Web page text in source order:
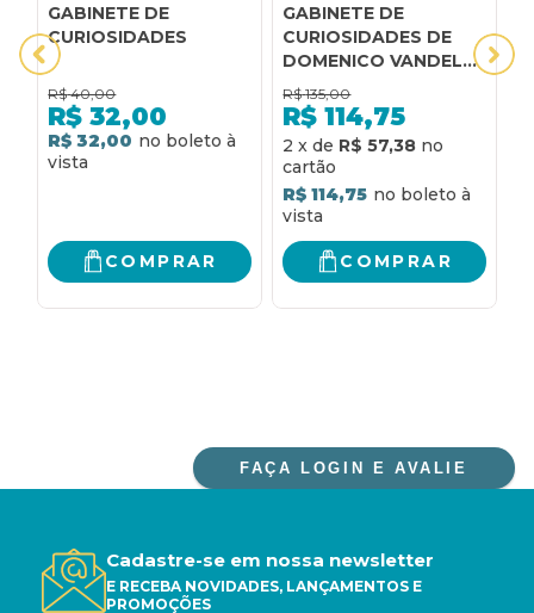
GABINETE DE
CURIOSIDADES
R$ 40,00
R$ 32,00
R$ 32,00
COMPRAR
GABINETE DE
CURIOSIDADES DE
DOMENICO VANDELLI,
O - 2 VOLUMES - 1
R$ 135,00
R$ 114,75
2 x de R$ 57,38
R$ 114,75
COMPRAR
FAÇA LOGIN E AVALIE
Cadastre-se em nossa newsletter
E RECEBA NOVIDADES, LANÇAMENTOS E
PROMOÇÕES